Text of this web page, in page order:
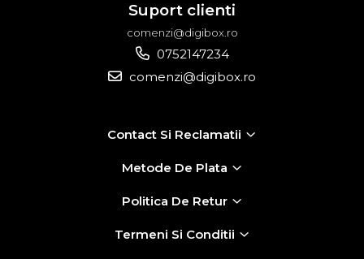
Suport clienti
comenzi@digibox.ro
0752147234
comenzi@digibox.ro
Contact Si Reclamatii
Metode De Plata
Politica De Retur
Termeni Si Conditii